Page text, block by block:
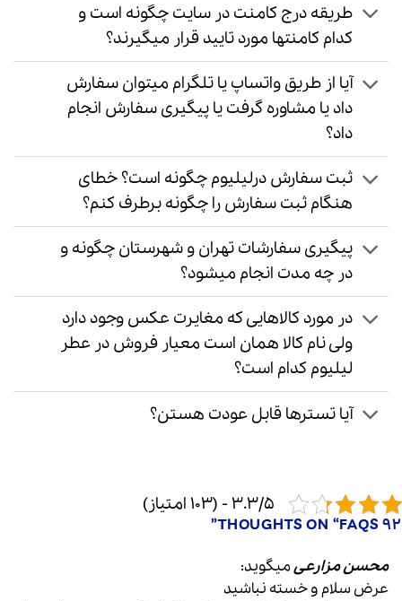
طریقه درج کامنت در سایت چگونه است و
کدام کامنتها مورد تایید قرار میگیرند؟
آیا از طریق واتساپ یا تلگرام میتوان سفارش
داد یا مشاوره گرفت یا پیگیری سفارش انجام
داد؟
ثبت سفارش درلیلیوم چگونه است؟ خطای
هنگام ثبت سفارش را چگونه برطرف کنم؟
پیگیری سفارشات تهران و شهرستان چگونه و
در چه مدت انجام میشود؟
در مورد کالاهایی که مغایرت عکس وجود دارد
ولی نام کالا همان است معیار فروش در عطر
لیلیوم کدام است؟
آیا تسترها قابل عودت هستن؟
3.3/5 - (103 امتیاز)
92 THOUGHTS ON “
FAQS
”
محسن مزارعیمیگوید:
عرض سلام و خسته نباشید